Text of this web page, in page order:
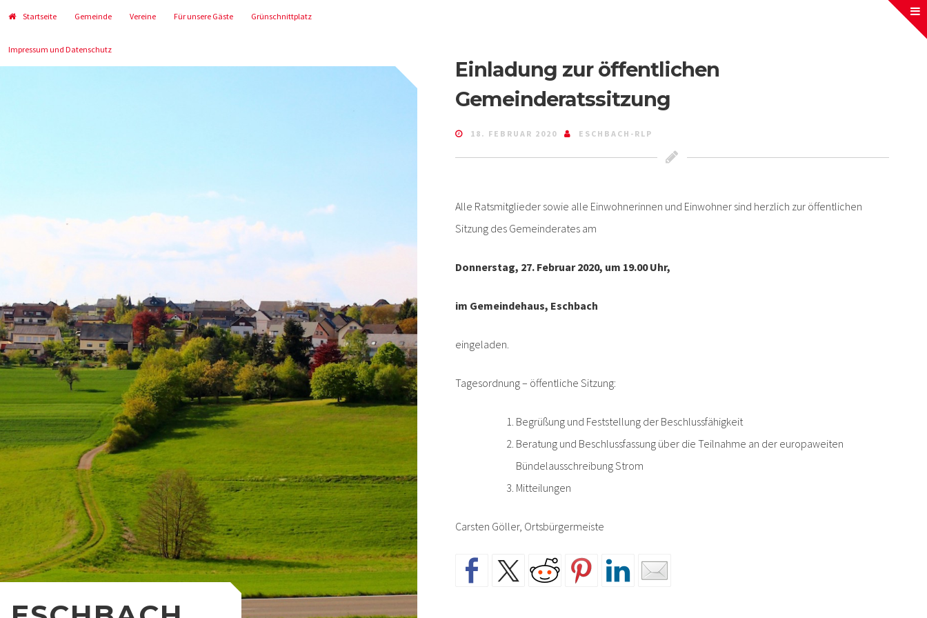
Startseite Gemeinde Vereine Für unsere Gäste Grünschnittplatz
Impressum und Datenschutz
Einladung zur öffentlichen
Gemeinderatssitzung
18. FEBRUAR 2020 ESCHBACH-RLP
Alle Ratsmitglieder sowie alle Einwohnerinnen und Einwohner sind herzlich zur öffentlichen
Sitzung des Gemeinderates am
Donnerstag, 27. Februar 2020, um 19.00 Uhr,
im Gemeindehaus, Eschbach
eingeladen.
Tagesordnung – öffentliche Sitzung:
Begrüßung und Feststellung der Beschlussfähigkeit
Beratung und Beschlussfassung über die Teilnahme an der europaweiten
Bündelausschreibung Strom
Mitteilungen
Carsten Göller, Ortsbürgermeiste